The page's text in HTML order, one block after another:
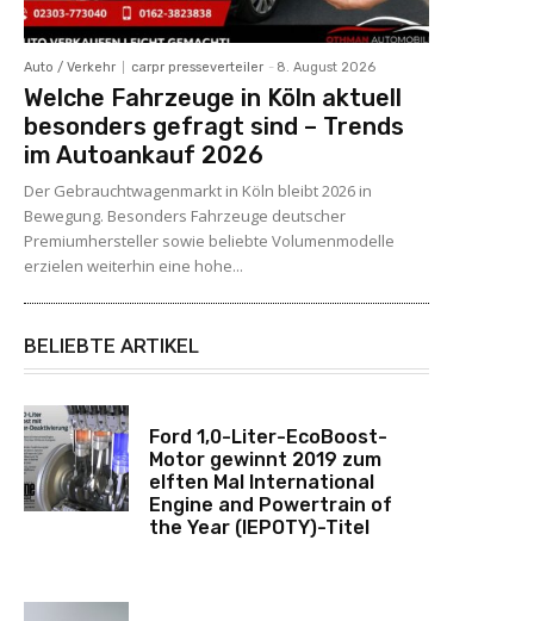
Auto / Verkehr carpr presseverteiler - 8. August 2026
Welche Fahrzeuge in Köln aktuell
besonders gefragt sind – Trends
im Autoankauf 2026
Der Gebrauchtwagenmarkt in Köln bleibt 2026 in
Bewegung. Besonders Fahrzeuge deutscher
Premiumhersteller sowie beliebte Volumenmodelle
erzielen weiterhin eine hohe...
BELIEBTE ARTIKEL
Ford 1,0-Liter-EcoBoost-
Motor gewinnt 2019 zum
elften Mal International
Engine and Powertrain of
the Year (IEPOTY)-Titel